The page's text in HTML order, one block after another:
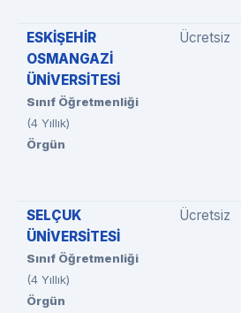
ESKİŞEHİR
OSMANGAZİ
ÜNİVERSİTESİ
Sınıf Öğretmenliği
(4 Yıllık)
Örgün
Ücretsiz
SELÇUK
ÜNİVERSİTESİ
Sınıf Öğretmenliği
(4 Yıllık)
Örgün
Ücretsiz